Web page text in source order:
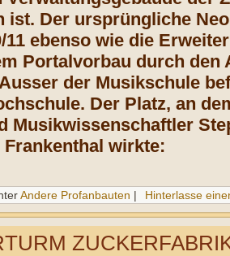
ist. Der ursprüngliche
11 ebenso wie die
Portalvorbau durch
der Musikschule
Der Platz, an
Musikwissenschaftler
Frankenthal wirkte:
Andere Profanbauten | Hinterlasse